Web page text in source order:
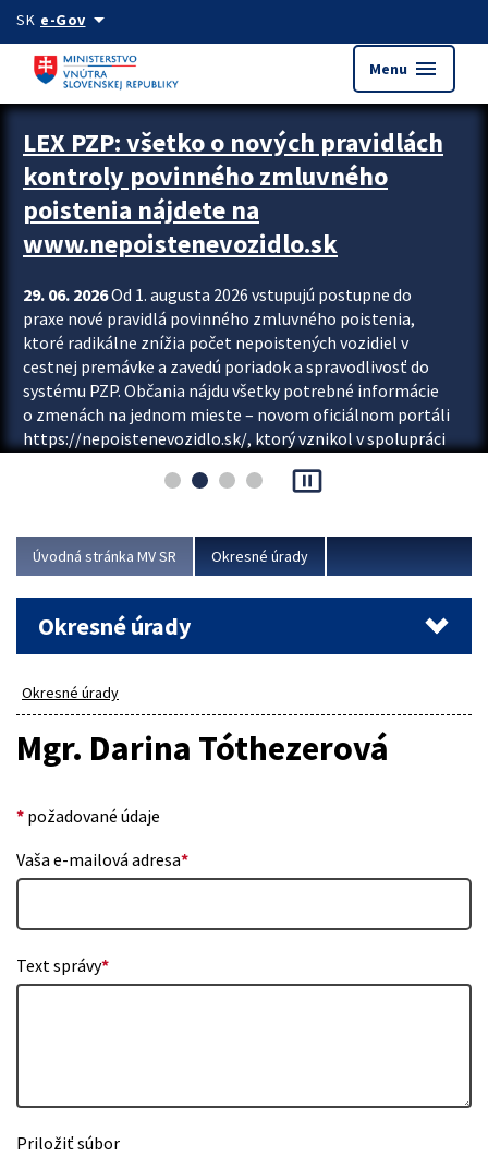
Preskocit na hlavný obsah
SK e-Govarrow_drop_down
Menu menu
Zastavit automatický posun upútavok
LEX PZP: všetko o nových pravidlách
kontroly povinného zmluvného
poistenia nájdete na
www.nepoistenevozidlo.sk
29. 06. 2026Od 1. augusta 2026 vstupujú postupne do
praxe nové pravidlá povinného zmluvného poistenia,
ktoré radikálne znížia počet nepoistených vozidiel v
cestnej premávke a zavedú poriadok a spravodlivosť do
systému PZP. Občania nájdu všetky potrebné informácie
o zmenách na jednom mieste – novom oficiálnom portáli
https://nepoistenevozidlo.sk/, ktorý vznikol v spolupráci
asociácie poisťovní (SLASPO) a Ministerstva vnútra SR.
Viac
pause_presentation
Úvodná stránka MV SR Okresné úrady
Okresné úrady
Okresné úrady
Mgr. Darina Tóthezerová
* požadované údaje
Vaša e-mailová adresa*
Text správy*
Priložiť súbor